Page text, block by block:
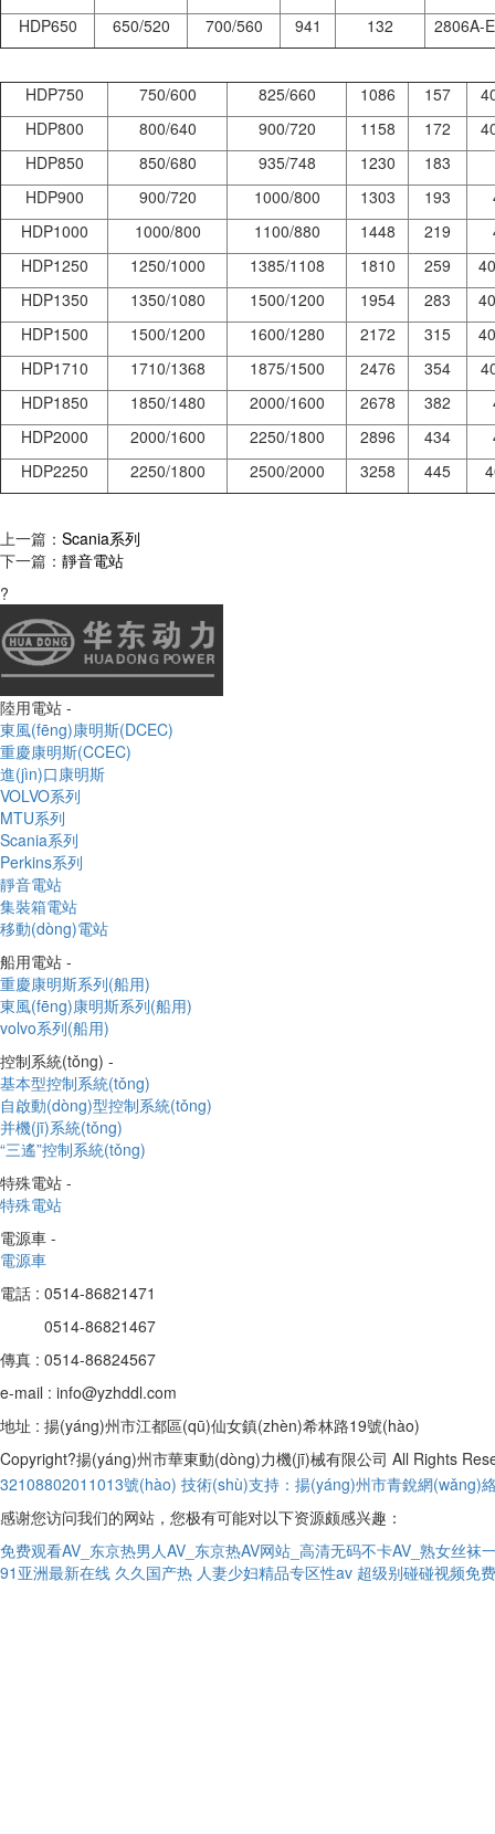
HDP650
650/520 700/560 941 132 2806A-
HDP750 750/600 825/660 1086 157
HDP800
800/640 900/720 1158 172
HDP850
850/680 935/748 1230
183
HDP900
900/720 1000/800 1303 193
HDP1000
1000/800 1100/880 1448 219
HDP1250
1250/1000 1385/1108 1810 259
HDP1350
1350/1080 1500/1200 1954 283
HDP1500
1500/1200 1600/1280 2172 315
HDP1710
1710/1368 1875/1500 2476 354
HDP1850
1850/1480 2000/1600 2678 382
HDP2000
2000/1600 2250/1800 2896 434
HDP2250
2250/1800 2500/2000 3258 445
上一篇： Scania系列
下一篇： 靜音電站
?
陸用電站 -
東風(fēng)康明斯(DCEC)
重慶康明斯(CCEC)
進(jìn)口康明斯
VOLVO系列
MTU系列
Scania系列
Perkins系列
靜音電站
集裝箱電站
移動(dòng)電站
船用電站 -
重慶康明斯系列(船用)
東風(fēng)康明斯系列(船用)
volvo系列(船用)
控制系統(tǒng) -
基本型控制系統(tǒng)
自啟動(dòng)型控制系統(tǒng)
并機(jī)系統(tǒng)
“三遙”控制系統(tǒng)
特殊電站 -
特殊電站
電源車 -
電源車
電話 : 0514-86821471
0514-86821467
傳真 : 0514-86824567
e-mail : info@yzhddl.com
地址 : 揚(yáng)州市江都區(qū)仙女鎮(zhèn)希林路19號(hào)
Copyright?揚(yáng)州市華東動(dòng)力機(jī)械有限公司 All Rights
32108802011013號(hào) 技術(shù)支持：揚(yáng)州市青銳網(wǎng)
感谢您访问我们的网站，您极有可能对以下资源颇感兴趣：
免费观看AV_东京热男人AV_东京热AV网站_高清无码不卡AV_熟女丝袜
91亚洲最新在线 久久国产热 人妻少妇精品专区性av 超级别碰碰视频免